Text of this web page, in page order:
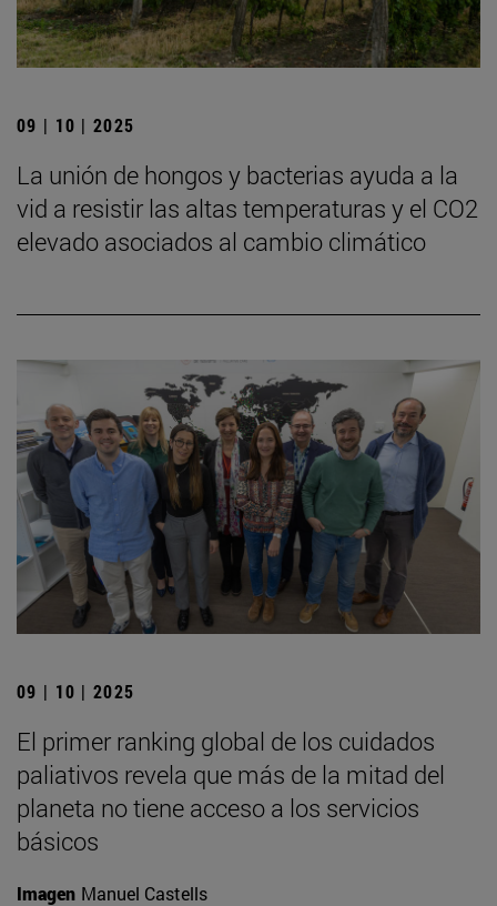
09 | 10 | 2025
La unión de hongos y bacterias ayuda a la
vid a resistir las altas temperaturas y el CO2
elevado asociados al cambio climático
09 | 10 | 2025
El primer ranking global de los cuidados
paliativos revela que más de la mitad del
planeta no tiene acceso a los servicios
básicos
Imagen Manuel Castells